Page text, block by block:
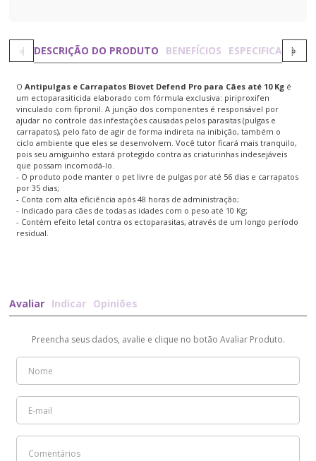
DESCRIÇÃO DO PRODUTO BENEFÍCIOS ESPECIFICAÇÕES
OAntipulgas e Carrapatos Biovet Defend Pro para Cães até 10 Kg é
um ectoparasiticida elaborado com fórmula exclusiva: piriproxifen
vinculado com fipronil. A junção dos componentes é responsável por
ajudar no controle das infestações causadas pelos parasitas (pulgas e
carrapatos), pelo fato de agir de forma indireta na inibição, também o
ciclo ambiente que eles se desenvolvem. Você tutor ficará mais tranquilo,
pois seu amiguinho estará protegido contra as criaturinhas indesejáveis
que possam incomodá-lo.
- O produto pode manter o pet livre de pulgas por até 56 dias e carrapatos
por 35 dias;
- Conta com alta eficiência após 48 horas de administração;
- Indicado para cães de todas as idades com o peso até 10 Kg;
- Contém efeito letal contra os ectoparasitas, através de um longo período
residual.
Avaliar Indicar Opiniões
Preencha seus dados, avalie e clique no botão Avaliar Produto.